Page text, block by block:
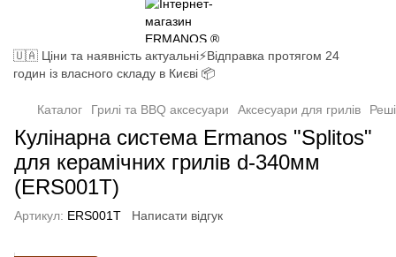
🇺🇦 Ціни та наявність актуальні⚡Відправка протягом 24
годин із власного складу в Києві 📦
Каталог Грилі та BBQ аксесуари Аксесуари для грилів
Кулінарна система Ermanos "Splitos"
для керамічних грилів d-340мм
(ERS001T)
Артикул: ERS001T Написати відгук